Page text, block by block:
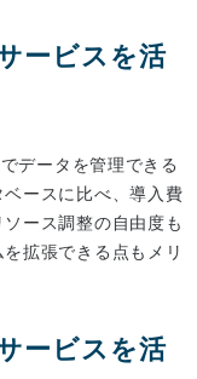
ービスを活
データを管理できる
ースに比べ、導入費
ース調整の自由度も
拡張できる点もメリ
ービスを活